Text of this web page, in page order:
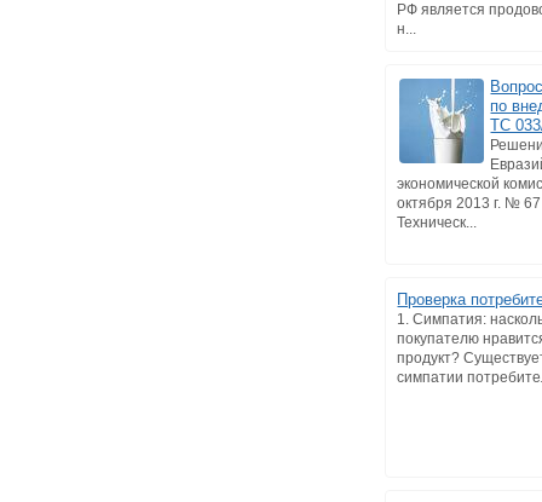
РФ является
н...
по
ТС
экономической
октября 2013 г. №
Техническ...
Проверка
1. Симпатия:
покупателю
продукт?
симпатии